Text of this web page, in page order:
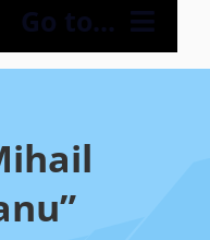
Go to...